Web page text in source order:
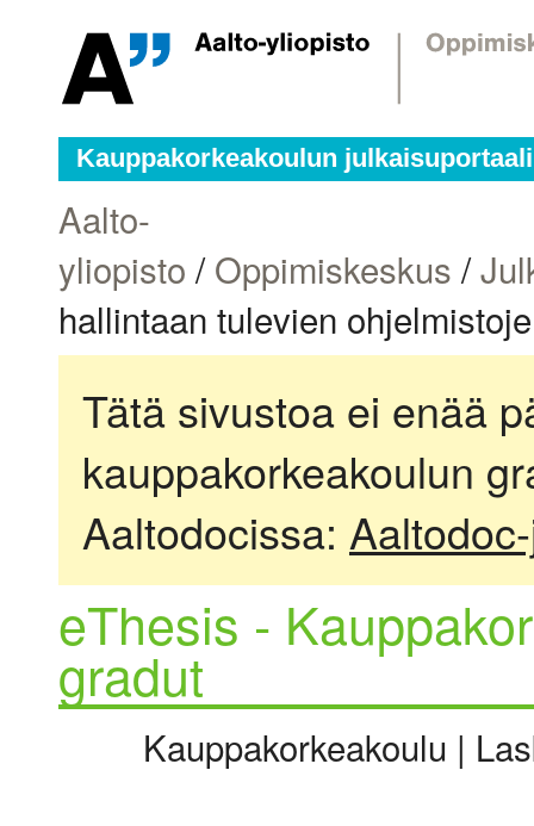
Kauppakorkeakoulun julkaisuportaali
Aalto-
yliopisto /Oppimiskeskus /
hallintaan tulevien
Tätä sivustoa ei enää
kauppakorkeakoulun
Aaltodocissa:
eThesis -
gradut
Kauppakorkeakoulu |